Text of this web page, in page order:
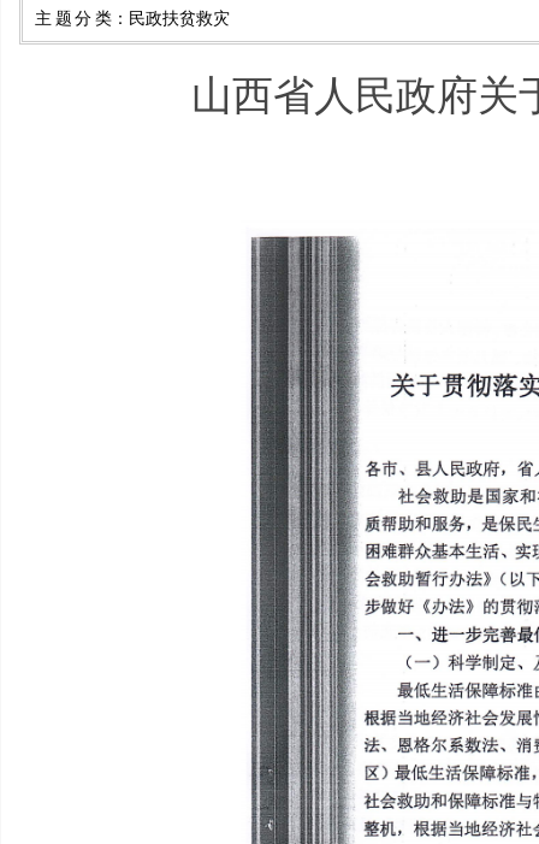
主题分类 ： 民政扶贫救灾
山西省人民政府关